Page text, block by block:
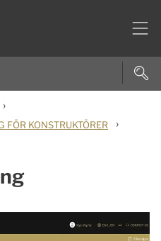
›
FÖR KONSTRUKTÖRER ›